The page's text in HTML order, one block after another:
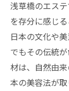
浅
高い技術
浅草
技術
エス
浅草橋のエス
を存分に感じ
日本の文化や
でもその伝統
材は、自然由
本の美容法が